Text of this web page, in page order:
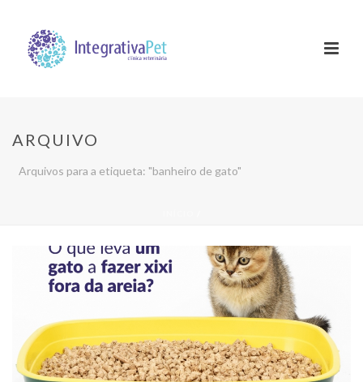
ARQUIVO
Arquivos para a etiqueta: "banheiro de gato"